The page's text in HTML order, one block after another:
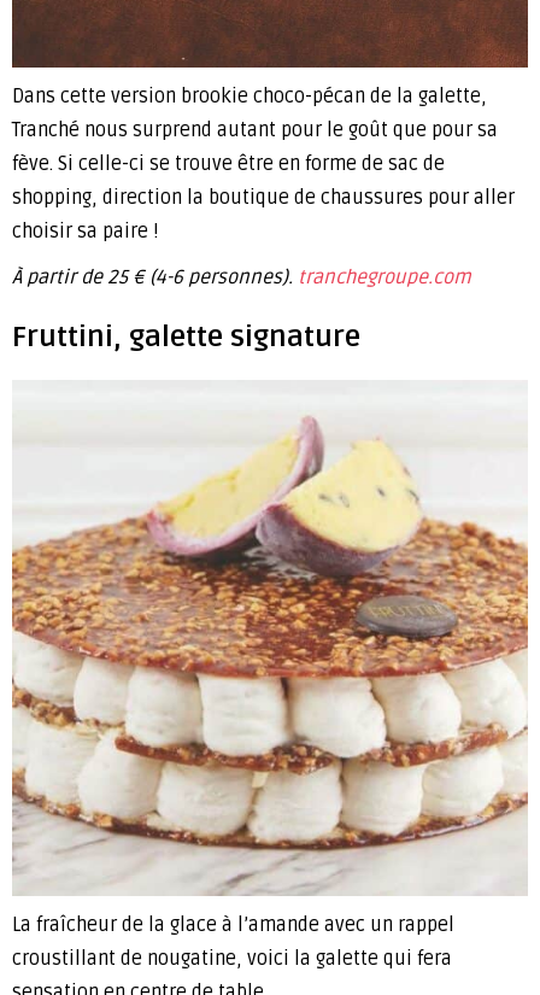
Dans cette version brookie choco-pécan de la galette,
Tranché nous surprend autant pour le goût que pour sa
fève. Si celle-ci se trouve être en forme de sac de
shopping, direction la boutique de chaussures pour aller
choisir sa paire !
À partir de 25 € (4-6 personnes). tranchegroupe.com
Fruttini, galette signature
La fraîcheur de la glace à l’amande avec un rappel
croustillant de nougatine, voici la galette qui fera